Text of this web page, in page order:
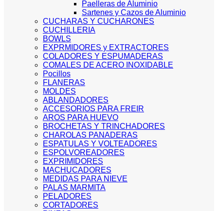
Paelleras de Aluminio
Sartenes y Cazos de Aluminio
CUCHARAS Y CUCHARONES
CUCHILLERIA
BOWLS
EXPRMIDORES y EXTRACTORES
COLADORES Y ESPUMADERAS
COMALES DE ACERO INOXIDABLE
Pocillos
FLANERAS
MOLDES
ABLANDADORES
ACCESORIOS PARA FREIR
AROS PARA HUEVO
BROCHETAS Y TRINCHADORES
CHAROLAS PANADERAS
ESPATULAS Y VOLTEADORES
ESPOLVOREADORES
EXPRIMIDORES
MACHUCADORES
MEDIDAS PARA NIEVE
PALAS MARMITA
PELADORES
CORTADORES